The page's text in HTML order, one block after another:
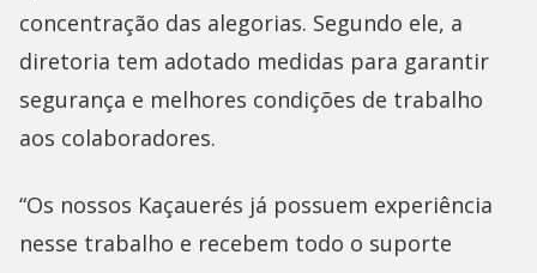
concentração das alegorias. Segundo ele, a
diretoria tem adotado medidas para garantir
segurança e melhores condições de trabalho
aos colaboradores.
“Os nossos Kaçauerés já possuem experiência
nesse trabalho e recebem todo o suporte